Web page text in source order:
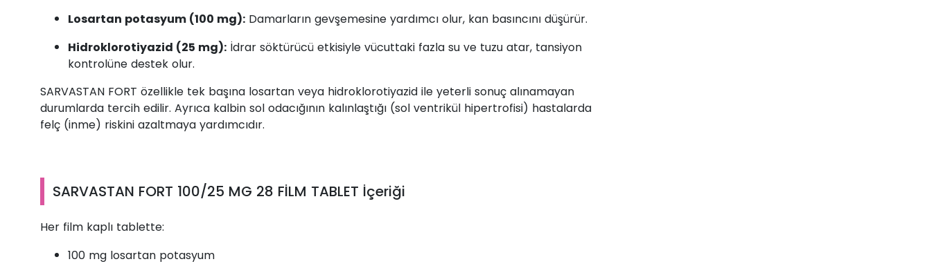
Losartan potasyum (100 mg): Damarların gevşemesine yardımcı olur, kan basıncını düşürür.
Hidroklorotiyazid (25 mg): İdrar söktürücü etkisiyle vücuttaki fazla su ve tuzu atar, tansiyon
kontrolüne destek olur.
SARVASTAN FORT özellikle tek başına losartan veya hidroklorotiyazid ile yeterli sonuç alınamayan
durumlarda tercih edilir. Ayrıca kalbin sol odacığının kalınlaştığı (sol ventrikül hipertrofisi) hastalarda
felç (inme) riskini azaltmaya yardımcıdır.
SARVASTAN FORT 100/25 MG 28 FİLM TABLET İçeriği
Her film kaplı tablette:
100 mg losartan potasyum